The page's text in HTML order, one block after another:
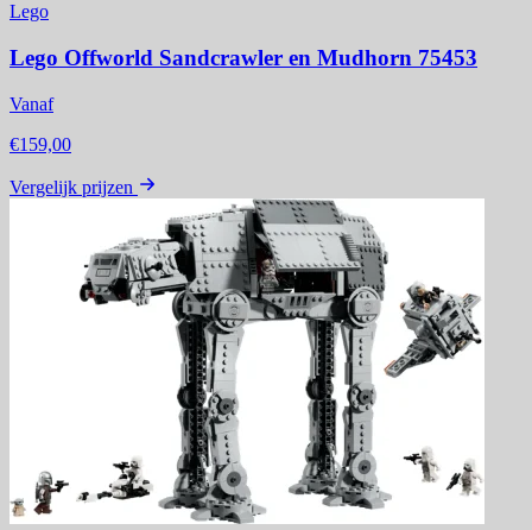
Lego
Lego Offworld Sandcrawler en Mudhorn 75453
Vanaf
€159,00
Vergelijk prijzen